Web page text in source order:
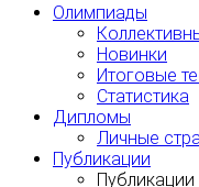
Олимпиады
Новинки
Итоговые
Статистика
Дипломы
Личные
Публикации
Публикации